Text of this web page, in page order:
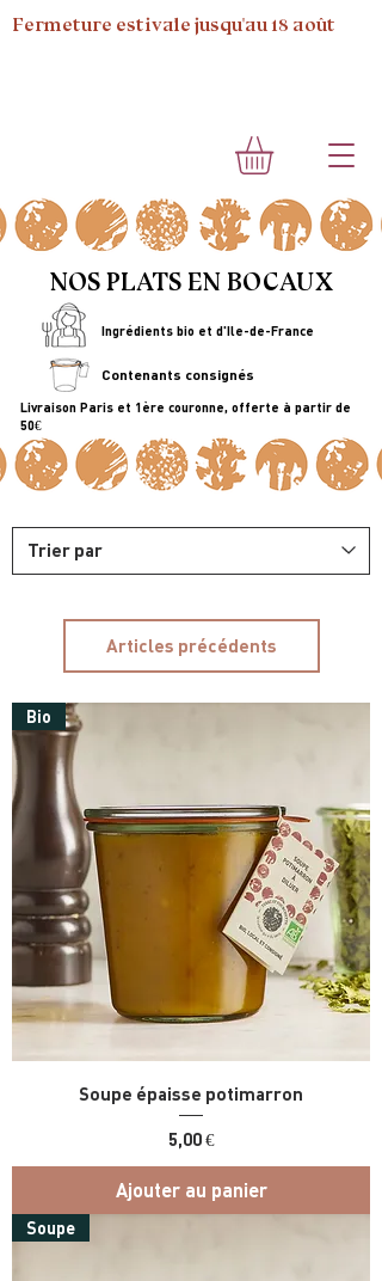
Fermeture estivale jusqu'au 18 août
NOS PLATS EN BOCAUX
Ingrédients bio et d'Ile-de-France
Contenants consignés
Livraison Paris et 1ère couronne, offerte à partir de
50€
Articles précédents
Bio
Soupe épaisse potimarron
Prix
5,00 €
Ajouter au panier
Soupe